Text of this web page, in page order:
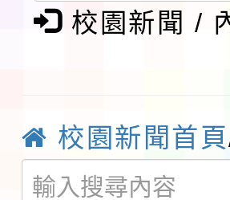
檢送桃園市
實施要點各1
程
函轉國家通
鎮韌性（防
「115年金
校園新聞 /
校園新聞首頁